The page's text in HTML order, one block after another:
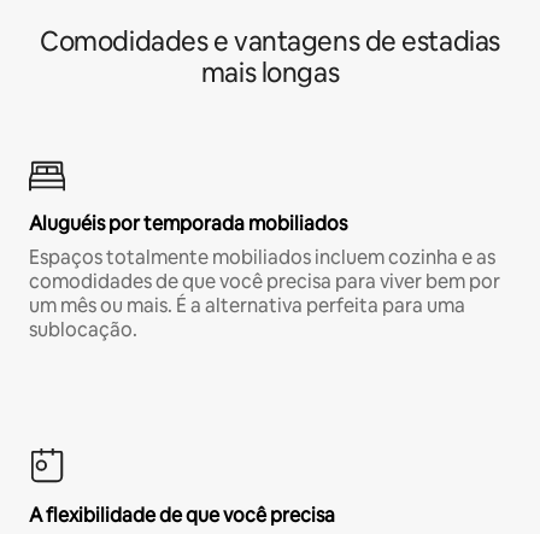
Comodidades e vantagens de estadias
mais longas
Aluguéis por temporada mobiliados
Espaços totalmente mobiliados incluem cozinha e as
comodidades de que você precisa para viver bem por
um mês ou mais. É a alternativa perfeita para uma
sublocação.
A flexibilidade de que você precisa